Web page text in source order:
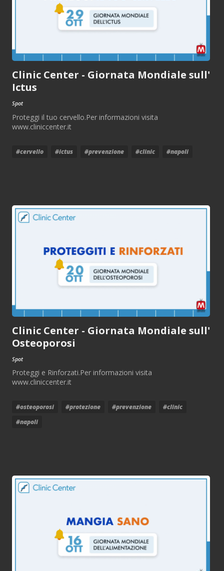
Clinic Center - Giornata Mondiale sull'
Ictus
Spot
Proteggi il tuo cervello.Per informazioni visita
www.cliniccenter.it
#cervello #ictus #prevenzione #clinic #napoli
Clinic Center - Giornata Mondiale sull'
Osteoporosi
Spot
Proteggi e Rinforzati.Per informazioni visita
www.cliniccenter.it
#osteoporosi #protezione #prevenzione
#clinic
#napoli